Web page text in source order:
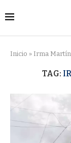
Inicio » Irma
TAG: